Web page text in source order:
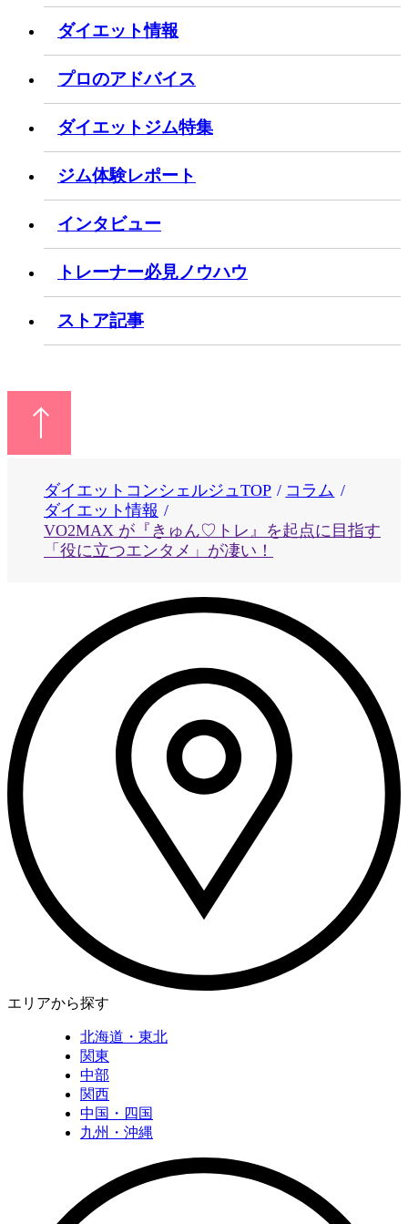
ダイエット情報
プロのアドバイス
ダイエットジム特集
ジム体験レポート
インタビュー
トレーナー必見ノウハウ
ストア記事
ダイエットコンシェルジュTOP
コラム
ダイエット情報
VO2MAX が『きゅん♡トレ』を起点に目指す
「役に立つエンタメ」が凄い！
エリアから探す
北海道・東北
関東
中部
関西
中国・四国
九州・沖縄